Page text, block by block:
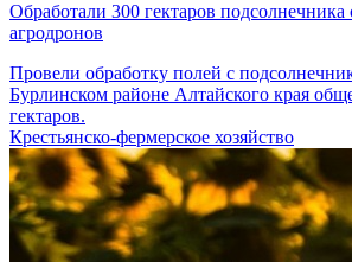
Обработали 300 гектаров
агродронов
Провели обработку полей с
Бурлинском районе Алтайского края
гектаров.
Крестьянско-фермерское хозяйство